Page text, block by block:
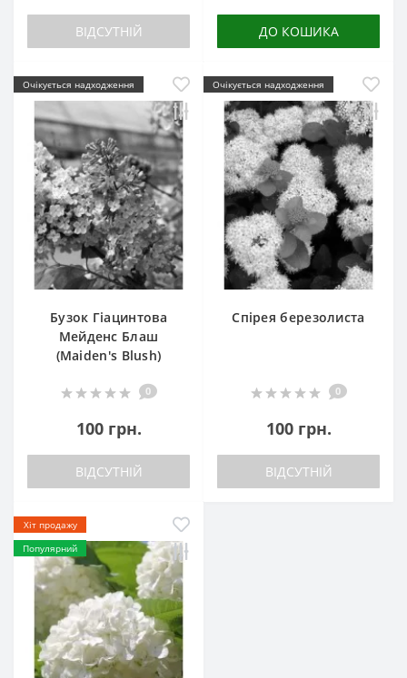
ВІДСУТНІЙ ДО КОШИКА
Очікується надходження
Бузок Гіацинтова
Мейденс Блаш
(Maiden's Blush)
0
100 грн.
ВІДСУТНІЙ
Очікується надходження
Спірея березолиста
0
100 грн.
ВІДСУТНІЙ
Хіт продажу
Популярний